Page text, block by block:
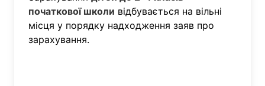
початкової школи відбувається на вільні
місця у порядку надходження заяв про
зарахування.